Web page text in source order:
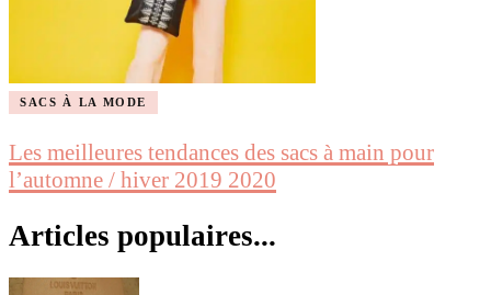
SACS À LA MODE
Les meilleures tendances des sacs à main pour
l’automne / hiver 2019 2020
Articles populaires...